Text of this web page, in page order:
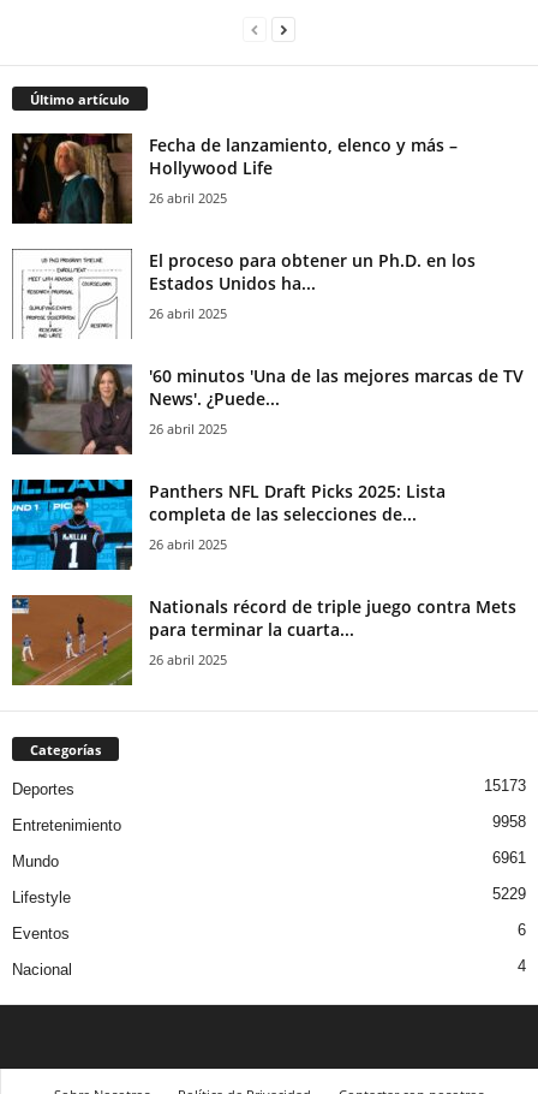
Último artículo
Fecha de lanzamiento, elenco y más –
Hollywood Life
26 abril 2025
El proceso para obtener un Ph.D. en los
Estados Unidos ha...
26 abril 2025
'60 minutos 'Una de las mejores marcas de TV
News'. ¿Puede...
26 abril 2025
Panthers NFL Draft Picks 2025: Lista
completa de las selecciones de...
26 abril 2025
Nationals récord de triple juego contra Mets
para terminar la cuarta...
26 abril 2025
Categorías
Deportes 15173
Entretenimiento 9958
Mundo 6961
Lifestyle 5229
Eventos 6
Nacional 4